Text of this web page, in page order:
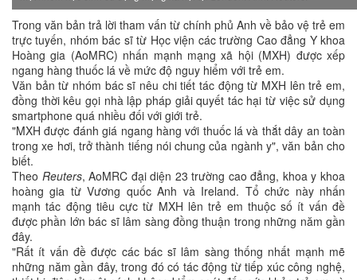
Trong văn bản trả lời tham vấn từ chính phủ Anh về bảo vệ trẻ em
trực tuyến, nhóm bác sĩ từ Học viện các trường Cao đẳng Y khoa
Hoàng gia (AoMRC) nhấn mạnh mạng xã hội (MXH) được xếp
ngang hàng thuốc lá về mức độ nguy hiểm với trẻ em.
Văn bản từ nhóm bác sĩ nêu chi tiết tác động từ MXH lên trẻ em,
đồng thời kêu gọi nhà lập pháp giải quyết tác hại từ việc sử dụng
smartphone quá nhiều đối với giới trẻ.
"MXH được đánh giá ngang hàng với thuốc lá và thắt dây an toàn
trong xe hơi, trở thành tiếng nói chung của ngành y", văn bản cho
biết.
Theo Reuters, AoMRC đại diện 23 trường cao đẳng, khoa y khoa
hoàng gia từ Vương quốc Anh và Ireland. Tổ chức này nhấn
mạnh tác động tiêu cực từ MXH lên trẻ em thuộc số ít vấn đề
được phần lớn bác sĩ lâm sàng đồng thuận trong những năm gần
đây.
"Rất ít vấn đề được các bác sĩ lâm sàng thống nhất mạnh mẽ
những năm gần đây, trong đó có tác động từ tiếp xúc công nghệ,